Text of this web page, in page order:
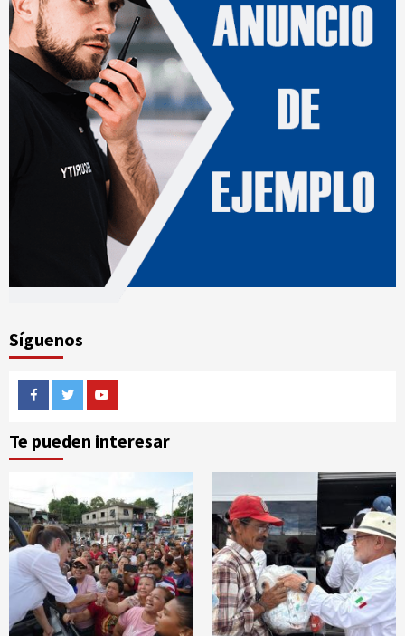
Síguenos
FacebookTwitterYoutube
Te pueden interesar